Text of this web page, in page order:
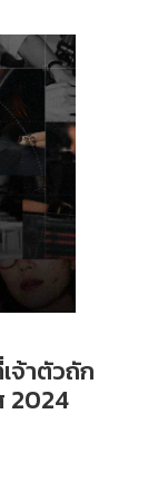
จ้าตัวถัก
2024